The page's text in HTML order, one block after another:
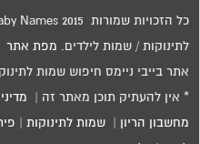
לתינוקות / שמות לילדים. מפת אתר
אתר בייבי ניימס חיפוש שמות
* אין להעתיק תוכן מאתר זה |
מחשבון הריון |שמות לתינוקות